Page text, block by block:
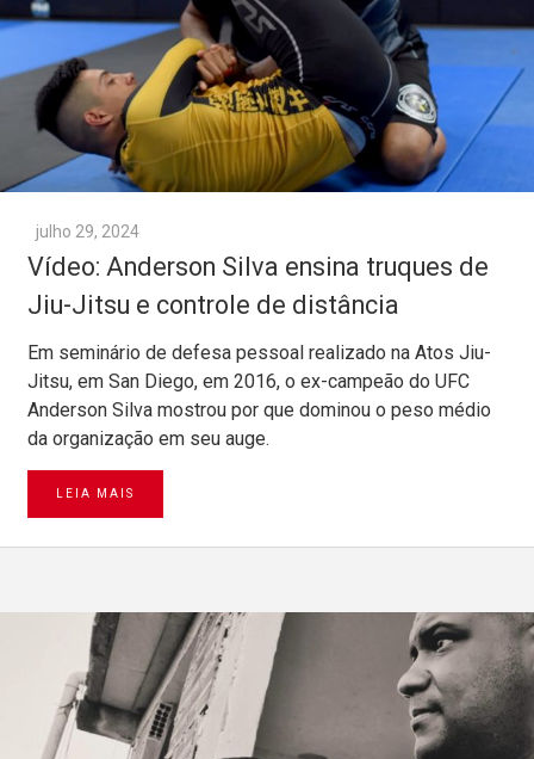
julho 29, 2024
Vídeo: Anderson Silva ensina truques de
Jiu-Jitsu e controle de distância
Em seminário de defesa pessoal realizado na Atos Jiu-
Jitsu, em San Diego, em 2016, o ex-campeão do UFC
Anderson Silva mostrou por que dominou o peso médio
da organização em seu auge.
LEIA MAIS